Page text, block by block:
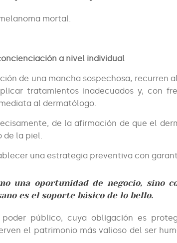
mortal.
a nivel individual.
de una mancha sospechosa, recurren
tratamientos inadecuados y, con
al dermatólogo.
de la afirmación de que el
de la piel.
una estrategia preventiva con
una oportunidad de negocio, sino
es el soporte básico de lo bello.
público, cuya obligación es
el patrimonio más valioso del ser